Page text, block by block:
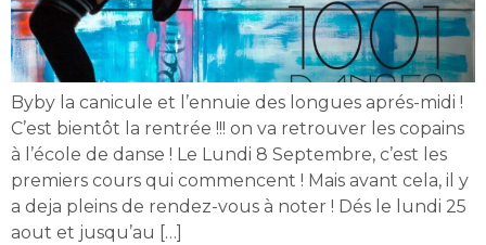
Byby la canicule et l’ennuie des longues aprés-midi !
C’est bientôt la rentrée !!! on va retrouver les copains
à l’école de danse ! Le Lundi 8 Septembre, c’est les
premiers cours qui commencent ! Mais avant cela, il y
a deja pleins de rendez-vous à noter ! Dés le lundi 25
aout et jusqu’au […]